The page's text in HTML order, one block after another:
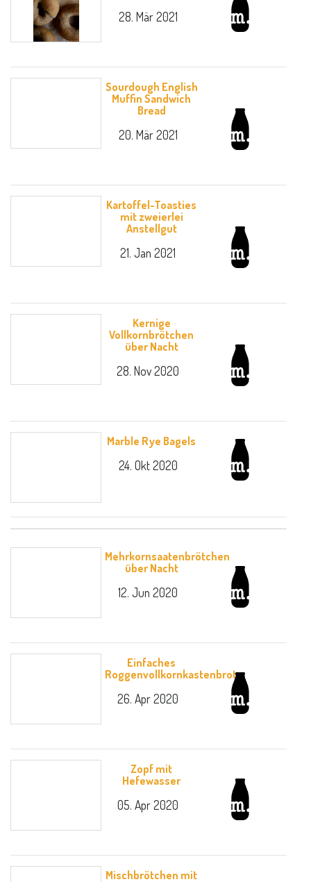
28. Mär 2021
Sourdough English
Muffin Sandwich
Bread
20. Mär 2021
Kartoffel-Toasties
mit zweierlei
Anstellgut
21. Jan 2021
Kernige
Vollkornbrötchen
über Nacht
28. Nov 2020
Marble Rye Bagels
24. Okt 2020
Mehrkornsaatenbrötchen
über Nacht
12. Jun 2020
Einfaches
Roggenvollkornkastenbrot
26. Apr 2020
Zopf mit
Hefewasser
05. Apr 2020
Mischbrötchen mit